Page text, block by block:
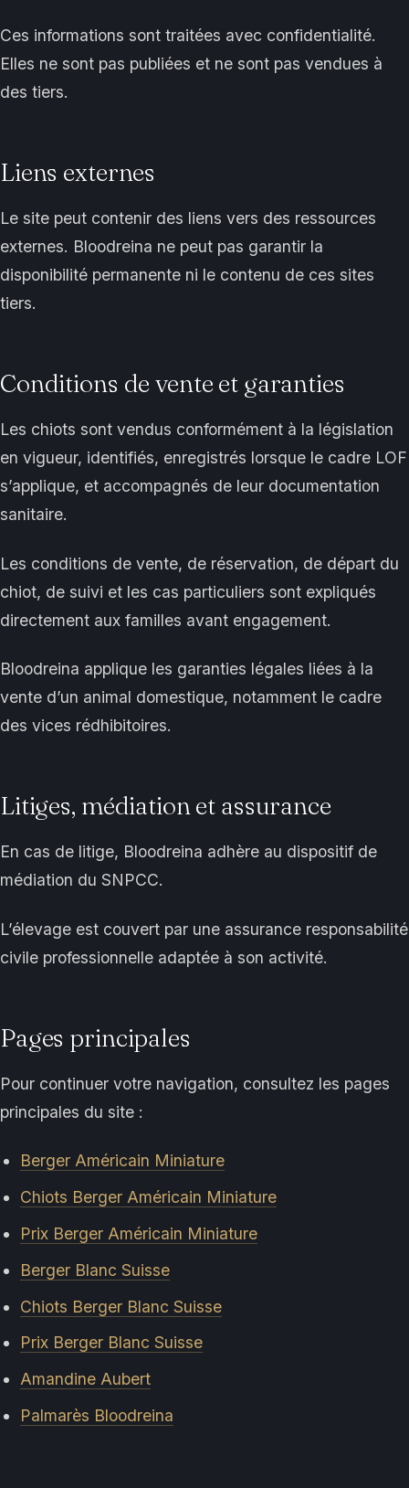
Ces informations sont traitées avec confidentialité.
Elles ne sont pas publiées et ne sont pas vendues à
des tiers.
Liens externes
Le site peut contenir des liens vers des ressources
externes. Bloodreina ne peut pas garantir la
disponibilité permanente ni le contenu de ces sites
tiers.
Conditions de vente et garanties
Les chiots sont vendus conformément à la législation
en vigueur, identifiés, enregistrés lorsque le cadre LOF
s’applique, et accompagnés de leur documentation
sanitaire.
Les conditions de vente, de réservation, de départ du
chiot, de suivi et les cas particuliers sont expliqués
directement aux familles avant engagement.
Bloodreina applique les garanties légales liées à la
vente d’un animal domestique, notamment le cadre
des vices rédhibitoires.
Litiges, médiation et assurance
En cas de litige, Bloodreina adhère au dispositif de
médiation du SNPCC.
L’élevage est couvert par une assurance responsabilité
civile professionnelle adaptée à son activité.
Pages principales
Pour continuer votre navigation, consultez les pages
principales du site :
Berger Américain Miniature
Chiots Berger Américain Miniature
Prix Berger Américain Miniature
Berger Blanc Suisse
Chiots Berger Blanc Suisse
Prix Berger Blanc Suisse
Amandine Aubert
Palmarès Bloodreina